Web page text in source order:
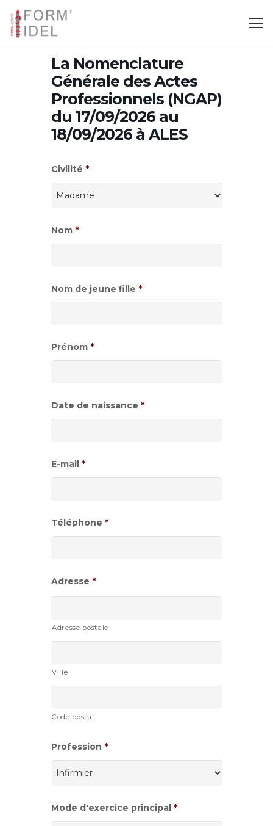
La Nomenclature
Générale des Actes
Professionnels (NGAP)
du 17/09/2026 au
18/09/2026 à ALES
Civilité *
Nom *
Nom de jeune fille *
Prénom *
Date de naissance *
de
date
MM
E-mail *
Téléphone *
Adresse *
Adresse postale
Ville
Code postal
Profession *
Mode d'exercice principal *